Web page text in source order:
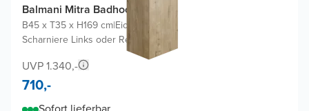
Balmani Mitra Badhochschrank
B45 x T35 x H169 cm|Eiche rauh
Scharniere Links oder Rechts
UVP 1.340,-
710,-